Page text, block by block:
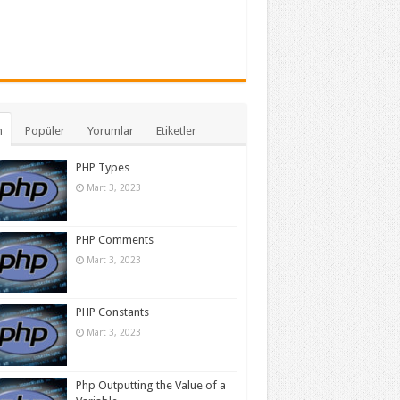
Popüler Yorumlar Etiketler
PHP Types
Mart 3, 2023
PHP Comments
Mart 3, 2023
PHP Constants
Mart 3, 2023
Php Outputting the Value of a